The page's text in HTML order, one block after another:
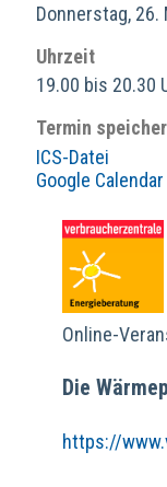
Donnerstag, 26.
Uhrzeit
19.00 bis 20.30
Termin
ICS-Datei
Google Calendar
Online-
Die
https://